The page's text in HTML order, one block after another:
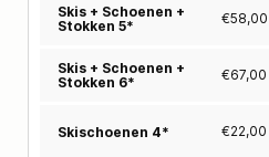
Skis + Schoenen +
Stokken 5*
€58,00
Skis + Schoenen +
Stokken 6*
€67,00
Skischoenen 4* €22,00